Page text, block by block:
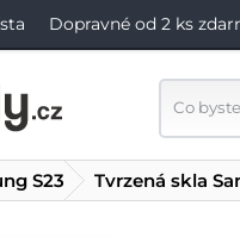
Dopravné od 2 ks
S23 Tvrzená skla